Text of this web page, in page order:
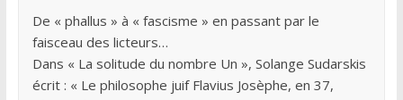
De « phallus » à « fascisme » en passant par le
faisceau des licteurs…
Dans « La solitude du nombre Un », Solange Sudarskis
écrit : « Le philosophe juif Flavius Josèphe, en 37,